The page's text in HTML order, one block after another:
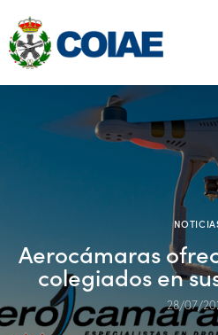
Aerocámaras
colegiados en
28/07/